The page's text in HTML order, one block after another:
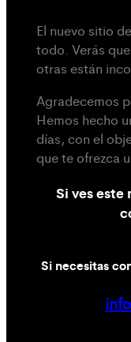
El nuevo sitio
todo. Verás
otras están
Agradecemos
Hemos hecho
días, con el
que te ofrezca
Si ves este
Si necesitas